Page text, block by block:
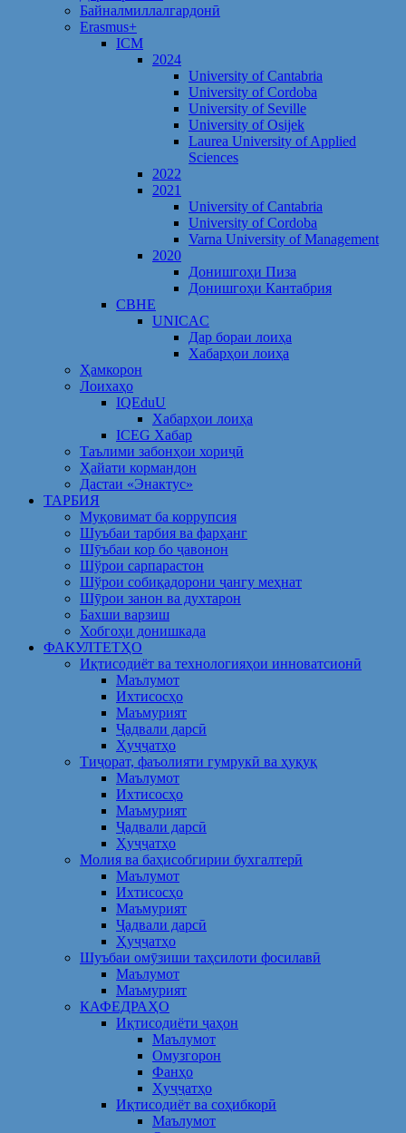
Байналмиллалгардонӣ
Erasmus+
ICM
2024
University of Cantabria
University of Cordoba
University of Seville
University of Osijek
Laurea University of Applied
Sciences
2022
2021
University of Cantabria
University of Cordoba
Varna University of Management
2020
Донишгоҳи Пиза
Донишгоҳи Кантабрия
CBHE
UNICAC
Дар бораи лоиҳа
Хабарҳои лоиҳа
Ҳамкорон
Лоихаҳо
IQEduU
Хабарҳои лоиҳа
ICEG Хабар
Таълими забонҳои хориҷӣ
Ҳайати кормандон
Дастаи «Энактус»
ТАРБИЯ
Муқовимат ба коррупсия
Шуъбаи тарбия ва фарҳанг
Шӯъбаи кор бо ҷавонон
Шўрои сарпарастон
Шўрои собиқадорони ҷангу меҳнат
Шӯрои занон ва духтарон
Бахши варзиш
Хобгоҳи донишкада
ФАКУЛТЕТҲО
Иқтисодиёт ва технологияҳои инноватсионӣ
Маълумот
Ихтисосҳо
Маъмурият
Ҷадвали дарсӣ
Ҳуҷҷатҳо
Тиҷорат, фаъолияти гумрукӣ ва ҳуқуқ
Маълумот
Ихтисосҳо
Маъмурият
Ҷадвали дарсӣ
Ҳуҷҷатҳо
Молия ва баҳисобгирии бухгалтерӣ
Маълумот
Ихтисосҳо
Маъмурият
Ҷадвали дарсӣ
Ҳуҷҷатҳо
Шуъбаи омӯзиши таҳсилоти фосилавӣ
Маълумот
Маъмурият
КАФЕДРАҲО
Иқтисодиёти ҷаҳон
Маълумот
Омузгорон
Фанҳо
Ҳуҷҷатҳо
Иқтисодиёт ва соҳибкорӣ
Маълумот